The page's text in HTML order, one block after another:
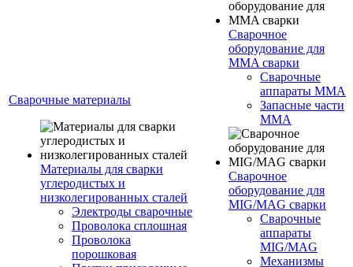
Сварочные материалы
Материалы для сварки
углеродистых и
низколегированных сталей
Электроды сварочные
Проволока сплошная
Проволока
порошковая
Сварочное
оборудование для
MMA сварки
Сварочные
аппараты MMA
Запасные части
MMA
Сварочное
оборудование для
MIG/MAG сварки
Сварочные
аппараты
MIG/MAG
Механизмы